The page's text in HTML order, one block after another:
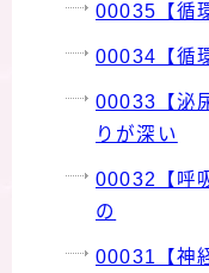
00035【循
00034【循
00033【泌
りが深い
00032【呼
の
00031【神